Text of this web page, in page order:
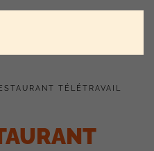
TÉLÉTRAVAIL